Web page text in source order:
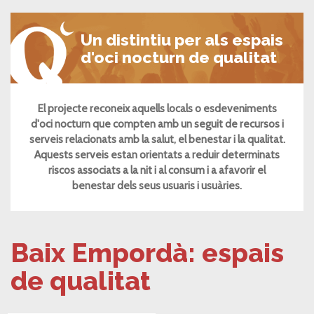
Un distintiu per als espais
d'oci nocturn de qualitat
El projecte reconeix aquells locals o esdeveniments
d'oci nocturn que compten amb un seguit de recursos i
serveis relacionats amb la salut, el benestar i la qualitat.
Aquests serveis estan orientats a reduir determinats
riscos associats a la nit i al consum i a afavorir el
benestar dels seus usuaris i usuàries.
Baix Empordà: espais
de qualitat